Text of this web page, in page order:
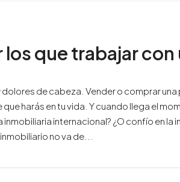
que trabajar
de cabeza. Vender o comprar
harás en tu vida. Y cuando llega el
inmobiliaria internacional? ¿O confío en la
no va de...